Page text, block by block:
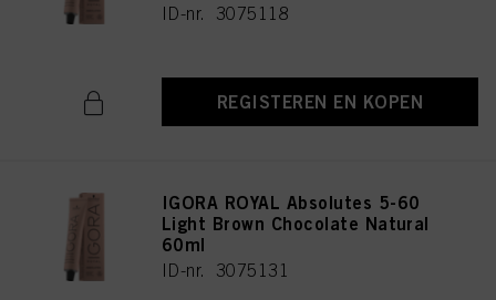
ID-nr. 3075118
REGISTEREN EN KOPEN
IGORA ROYAL Absolutes 5-60
Light Brown Chocolate Natural
60ml
ID-nr. 3075131